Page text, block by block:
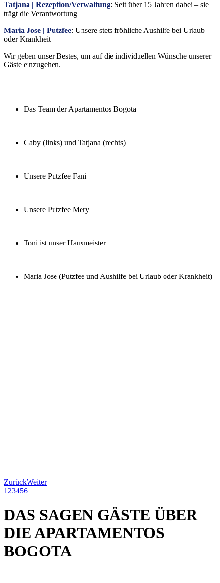
Tatjana | Rezeption/Verwaltung: Seit über 15 Jahren dabei – sie
trägt die Verantwortung
Maria Jose | Putzfee: Unsere stets fröhliche Aushilfe bei Urlaub
oder Krankheit
Wir geben unser Bestes, um auf die individuellen Wünsche unserer
Gäste einzugehen.
Das Team der Apartamentos Bogota
Gaby (links) und Tatjana (rechts)
Unsere Putzfee Fani
Unsere Putzfee Mery
Toni ist unser Hausmeister
Maria Jose (Putzfee und Aushilfe bei Urlaub oder Krankheit)
ZurückWeiter
1 23456
DAS SAGEN GÄSTE ÜBER
DIE APARTAMENTOS
BOGOTA